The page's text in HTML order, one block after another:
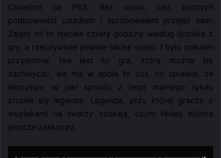
Colletion na PS3. Bez opisu, bez żadnych
podpowiedzi usiadłem i spróbowałem przejść sam.
Zajęło mi to niecałe cztery godziny według licznika z
gry, a rzeczywiste pewnie jakieś sześć. I było całkiem
przyjemnie. Nie jest to gra, którą można się
zachwycać, ale ma w sobie to coś, co sprawia, że
ekscytuje, w jaki sposób z tego marnego tytułu
zrobiła się legenda. Legenda, przy której gracze z
wypiekami na twarzy czekają, czym Hideo Kojima
jeszcze zaskoczy.